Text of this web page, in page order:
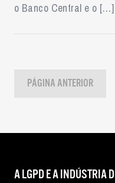
o Banco Central e o […]
PÁGINA ANTERIOR
A LGPD E A INDÚSTRIA